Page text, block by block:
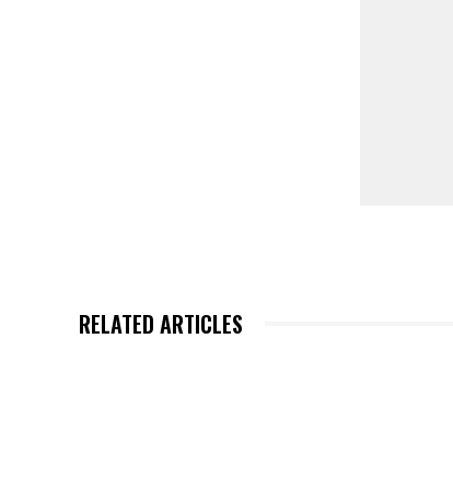
RELATED ARTICLES